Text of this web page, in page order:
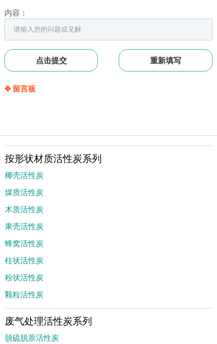
内容：
✥ 留言板
按形状材质活性炭系列
椰壳活性炭
煤质活性炭
木质活性炭
果壳活性炭
蜂窝活性炭
柱状活性炭
粉状活性炭
颗粒活性炭
废气处理活性炭系列
脱硫脱萘活性炭